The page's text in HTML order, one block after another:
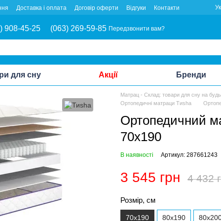
Доставка і оплата Договір оферти Відгуки Контакти
908-45-25 (063) 269-59-85 Передзвонити вам?
для сну Акції Бренди
Матрац - Склад: товари для сну на
Ортопедичні матраци Тиshа
Ортопедичний
70x190
В наявності Артикул: 287661243
3 545 грн 4 432
Розмір, см
70x190 80x190